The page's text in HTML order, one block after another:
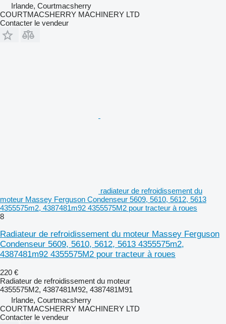
Irlande, Courtmacsherry
COURTMACSHERRY MACHINERY LTD
Contacter le vendeur
radiateur de refroidissement du
moteur Massey Ferguson Condenseur 5609, 5610, 5612, 5613
4355575m2, 4387481m92 4355575M2 pour tracteur à roues
8
Radiateur de refroidissement du moteur Massey Ferguson
Condenseur 5609, 5610, 5612, 5613 4355575m2,
4387481m92 4355575M2 pour tracteur à roues
220 €
Radiateur de refroidissement du moteur
4355575M2, 4387481M92, 4387481M91
Irlande, Courtmacsherry
COURTMACSHERRY MACHINERY LTD
Contacter le vendeur